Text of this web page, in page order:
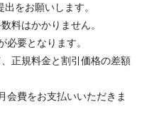
をお願いします。
料はかかりません。
要となります。
正規料金と割引価格の差額
会費をお支払いいただきま